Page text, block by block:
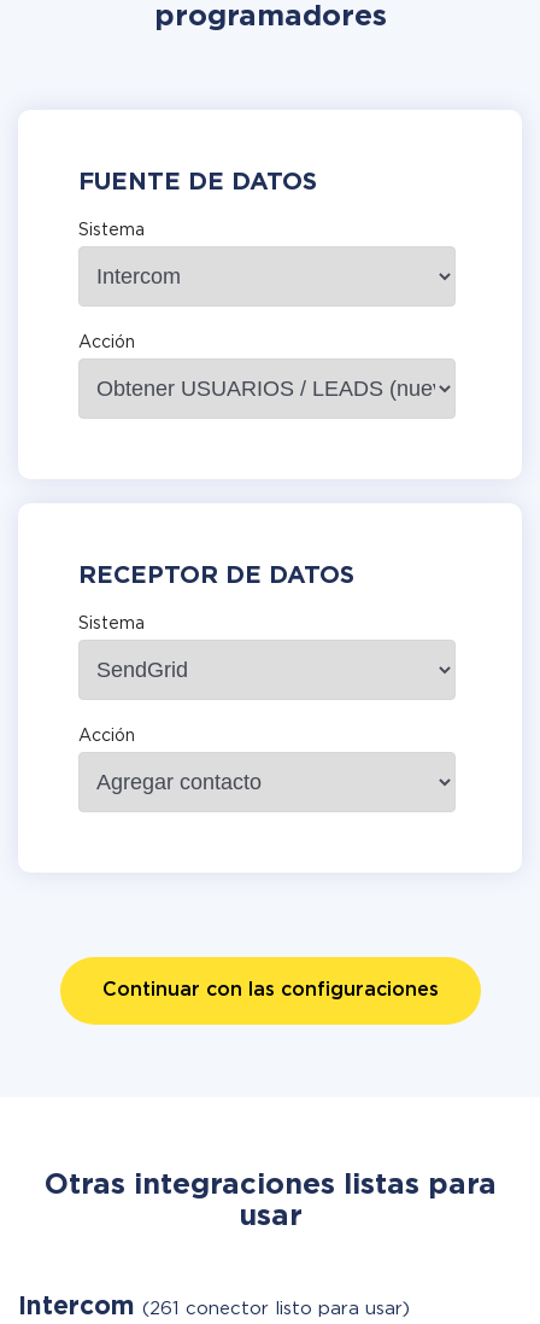
programadores
FUENTE DE DATOS
Sistema
Acción
RECEPTOR DE DATOS
Sistema
Acción
Continuar con las configuraciones
Otras integraciones listas para
usar
Intercom (261 conector listo para usar)